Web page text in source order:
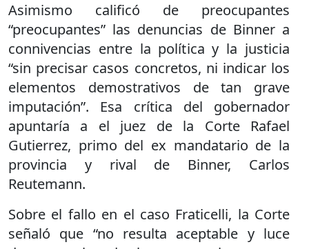
Asimismo calificó de preocupantes
“preocupantes” las denuncias de Binner a
connivencias entre la política y la justicia
“sin precisar casos concretos, ni indicar los
elementos demostrativos de tan grave
imputación”. Esa crítica del gobernador
apuntaría a el juez de la Corte Rafael
Gutierrez, primo del ex mandatario de la
provincia y rival de Binner, Carlos
Reutemann.
Sobre el fallo en el caso Fraticelli, la Corte
señaló que “no resulta aceptable y luce